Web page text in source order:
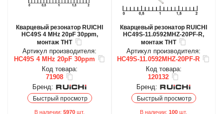
Кварцевый резонатор RUICHI
HC49S 4 MHz 20pF 30ppm,
монтаж THT
Артикул производителя:
HC49S 4 MHz 20pF 30ppm
Код товара:
71908
Бренд:
Быстрый просмотр
В наличии: 5970 шт.
Кварцевый резонатор RUICHI
HC49S-11.0592MHZ-20PF-R,
монтаж THT
Артикул производителя:
HC49S-11.0592MHZ-20PF-R
Код товара:
120132
Бренд:
Быстрый просмотр
В наличии: 100 шт.